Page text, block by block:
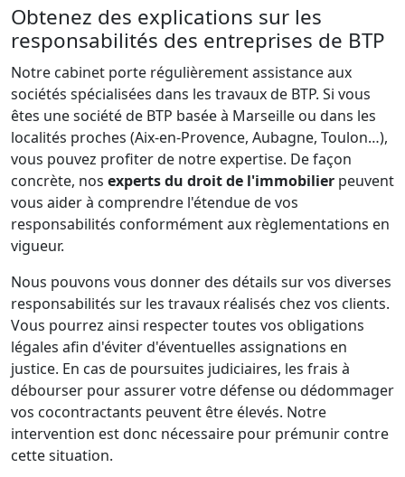
Obtenez des explications sur les
responsabilités des entreprises de BTP
Notre cabinet porte régulièrement assistance aux
sociétés spécialisées dans les travaux de BTP. Si vous
êtes une société de BTP basée à Marseille ou dans les
localités proches (Aix-en-Provence, Aubagne, Toulon…),
vous pouvez profiter de notre expertise. De façon
concrète, nos experts du droit de l'immobilier peuvent
vous aider à comprendre l'étendue de vos
responsabilités conformément aux règlementations en
vigueur.
Nous pouvons vous donner des détails sur vos diverses
responsabilités sur les travaux réalisés chez vos clients.
Vous pourrez ainsi respecter toutes vos obligations
légales afin d'éviter d'éventuelles assignations en
justice. En cas de poursuites judiciaires, les frais à
débourser pour assurer votre défense ou dédommager
vos cocontractants peuvent être élevés. Notre
intervention est donc nécessaire pour prémunir contre
cette situation.